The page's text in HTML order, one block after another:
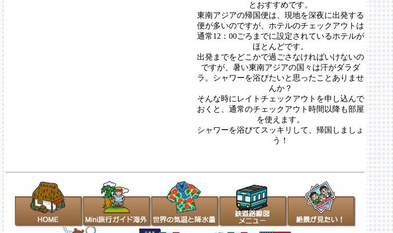
とおすすめです。
東南アジアの帰国便は、現地を深夜に出発する
便が多いのですが、ホテルのチェックアウトは
通常12：00ごろまでに設定されているホテルが
ほとんどです。
出発までをどこかで過ごさなければいけないの
ですが、暑い東南アジアの国々は汗がダラダ
ラ。シャワーを浴びたいと思ったことありませ
んか？
そんな時にレイトチェックアウトを申し込んで
おくと、通常のチェックアウト時間以降も部屋
を使えます。
シャワーを浴びてスッキリして、帰国しましょ
う！